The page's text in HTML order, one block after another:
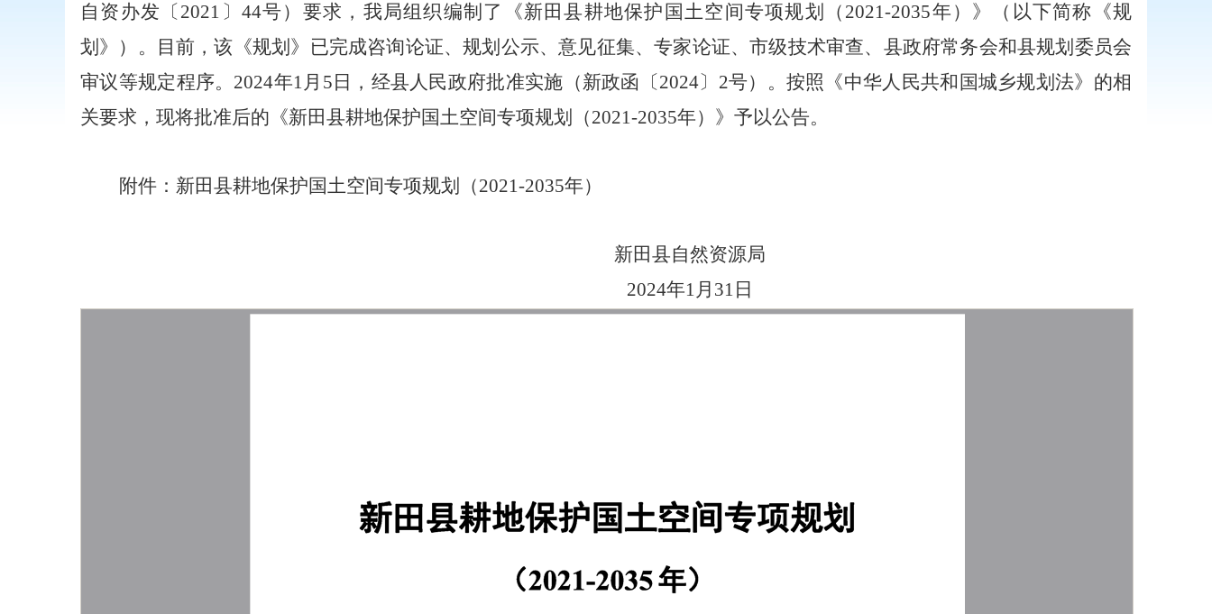
自资办发〔 2021〕44号）要求，我局组织编制了《新田县耕地保护国土空间专项规划（2021-2035年）》 （ 以下简称《规
划》
） 。目前，该 《规划》
已完成咨询论证、规划公示、意见征集、专家论证、市级技术审查、县政府常务会和县规划委员会
审议等规定程序。 2024年1月5日，经县人民政府批准实施（新政函〔2024〕2号）。按照《中华人民共和国城乡规划法》的相
关要求，现将批准后的《新田县耕地保护国土空间专项规划（2021-2035年）》予以公告。
附件：新田县耕地保护国土空间专项规划（2021-2035年）
新田县自然资源局
2024年1月31日